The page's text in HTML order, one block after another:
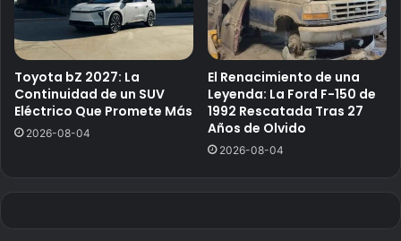
Toyota bZ 2027: La
Continuidad de un SUV
Eléctrico Que Promete Más
2026-08-04
El Renacimiento de una
Leyenda: La Ford F-150 de
1992 Rescatada Tras 27
Años de Olvido
2026-08-04